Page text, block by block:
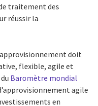
traitement des
réussir la
doit
flexible, agile et
Baromètre mondial
agile
en